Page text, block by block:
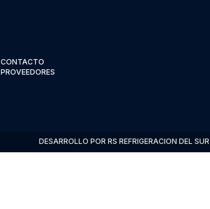
CONTACTO
PROVEEDORES
DESARROLLO POR RS REFRIGERACION DEL SUR